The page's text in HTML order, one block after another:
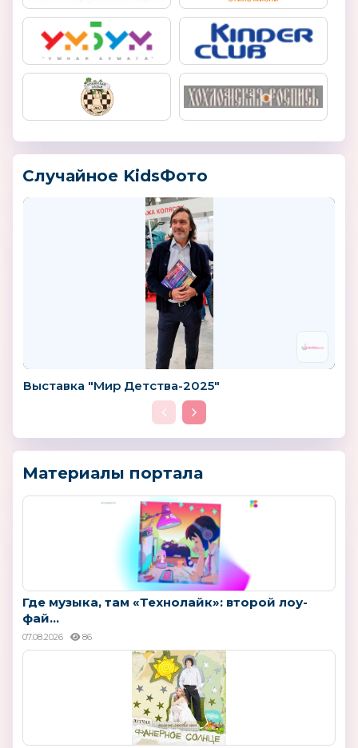
Случайное KidsФото
Выставка "Мир Детства-2025"
Материалы портала
Где музыка, там «Технолайк»: второй лоу-
фай...
07.08.2026 86